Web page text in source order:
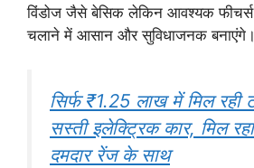
विंडोज जैसे बेसिक लेकिन आवश्यक फीचर्स
चलाने में आसान और सुविधाजनक बनाएंगे।
सिर्फ ₹1.25 लाख में मिल रही
सस्ती इलेक्ट्रिक कार, मिल
दमदार रेंज के साथ